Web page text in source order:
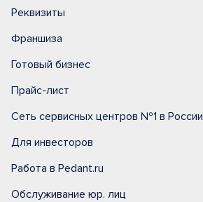
Реквизиты
Франшиза
Готовый бизнес
Прайс-лист
Сеть сервисных центров №1 в России
Для инвесторов
Работа в Pedant.ru
Обслуживание юр. лиц